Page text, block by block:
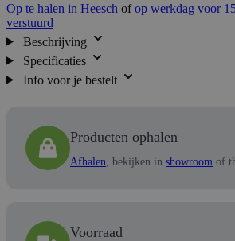
Op te halen in Heesch ofop werkdag voor
verstuurd
Beschrijving
Specificaties
Info voor je bestelt
Producten ophalen
Afhalen , bekijken in showroom of
Voorraad